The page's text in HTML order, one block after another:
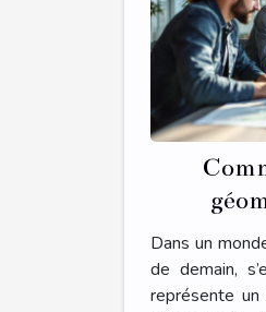
Dans un
de demain,
représente